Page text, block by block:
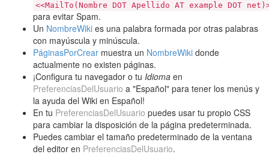
<<MailTo(Nombre DOT Apellido AT example DOT
para evitar Spam.
Un NombreWiki es una palabra formada por otras palabras
con mayúscula y minúscula.
PáginasPorCrear muestra un NombreWiki donde
actualmente no existen páginas.
¡Configura tu navegador o tu Idioma en
PreferenciasDelUsuario a "Español" para tener los menús y
la ayuda del Wiki en Español!
En tu PreferenciasDelUsuario puedes usar tu propio CSS
para cambiar la disposición de la página predeterminada.
Puedes cambiar el tamaño predeterminado de la ventana
del editor en PreferenciasDelUsuario.